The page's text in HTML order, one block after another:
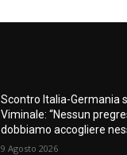
Scontro Italia-Germania
Viminale: “Nessun
dobbiamo accogliere
9 Agosto 2026